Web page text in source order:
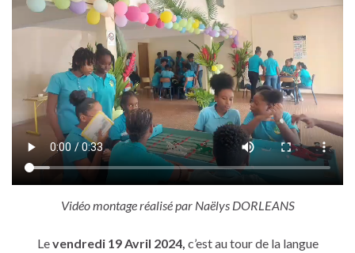
Vidéo montage réalisé par Naëlys DORLEANS
Levendredi 19 Avril 2024, c’est au tour de la langue